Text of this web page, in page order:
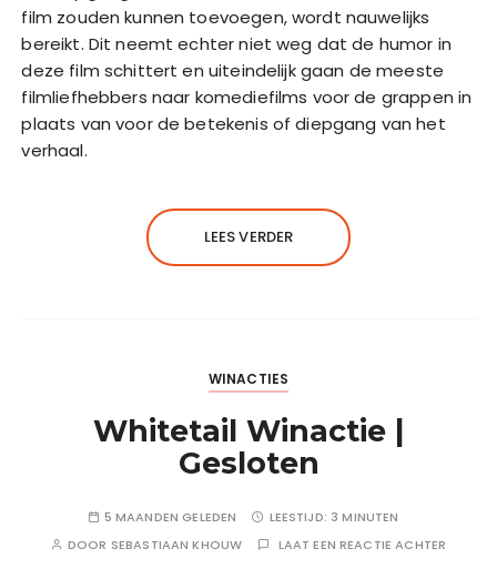
film zouden kunnen toevoegen, wordt nauwelijks
bereikt. Dit neemt echter niet weg dat de humor in
deze film schittert en uiteindelijk gaan de meeste
filmliefhebbers naar komediefilms voor de grappen in
plaats van voor de betekenis of diepgang van het
verhaal.
LEES VERDER
WINACTIES
Whitetail Winactie |
Gesloten
5 MAANDEN GELEDEN LEESTIJD: 3 MINUTEN
DOOR SEBASTIAAN KHOUW LAAT EEN REACTIE ACHTER